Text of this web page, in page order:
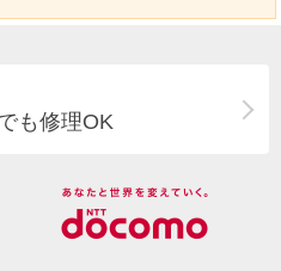
も修理OK